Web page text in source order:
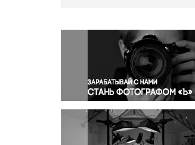
Окружающая среда
Политика
Правосудие
Происшествия и конфликты
Религия
Светская жизнь
Спорт
Экология